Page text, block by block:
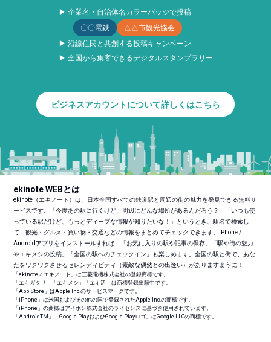
▶ 企業名・自治体名カラーバッジで投稿
〇〇電鉄
△△市観光協会
▶ 沿線住民と共創する投稿キャンペーン
▶ 全国から集客できるデジタルスタンプラリー
ビジネスアカウントについて詳しくはこちら
ekinote WEBとは
ekinote（エキノート）は、日本全国すべての鉄道駅と周辺の街の魅力を発見できる無料サ
ービスです。「今度あの駅に行くけど、周辺にどんな場所があるんだろう？」「いつも使
っている駅だけど、もっとディープな情報が知りたいな！」というとき、駅名で検索し
て、観光・グルメ・買い物・交通などの情報をまとめてチェックできます。iPhone /
Androidアプリをインストールすれば、「お気に入りの駅や記事の保存」「駅や街の魅力
やエキメシの投稿」「全国の駅へのチェックイン」も楽しめます。全国の駅と街で、あな
たをワクワクさせるセレンディピティ（素敵な偶然との出逢い）がありますように！
「ekinote／エキノート」は三菱電機株式会社の登録商標です。
「エキガタリ」「エキメシ」「エキ活」は商標登録出願中です。
「App Store」はApple Inc.のサービスマークです。
「iPhone」は米国およびその他の国で登録されたApple Inc.の商標です。
「iPhone」の商標はアイホン株式会社のライセンスに基づき使用されています。
「AndroidTM 」「Google PlayおよびGoogle Playロゴ」はGoogle LLCの商標です。